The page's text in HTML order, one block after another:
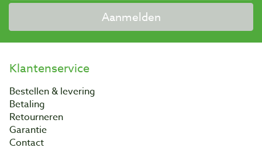
Aanmelden
Klantenservice
Bestellen & levering
Betaling
Retourneren
Garantie
Contact